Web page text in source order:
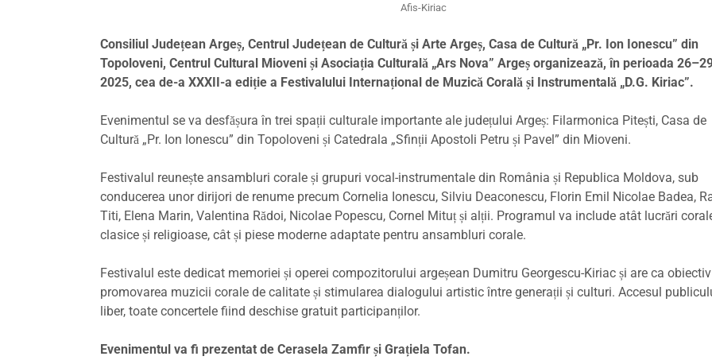
Afis-Kiriac
Consiliul Județean Argeș, Centrul Județean de Cultură și Arte Argeș, Casa de Cultură „Pr. Ion Ionescu” din
Topoloveni, Centrul Cultural Mioveni și Asociația Culturală „Ars Nova” Argeș organizează, în perioada
2025, cea de-a XXXII-a ediție a Festivalului Internațional de Muzică Corală și Instrumentală „D.G. Kiriac”.
Evenimentul se va desfășura în trei spații culturale importante ale județului Argeș: Filarmonica Pitești, Casa de
Cultură „Pr. Ion Ionescu” din Topoloveni și Catedrala „Sfinții Apostoli Petru și Pavel” din Mioveni.
Festivalul reunește ansambluri corale și grupuri vocal-instrumentale din România și Republica Moldova, sub
conducerea unor dirijori de renume precum Cornelia Ionescu, Silviu Deaconescu, Florin Emil Nicolae Badea,
Titi, Elena Marin, Valentina Rădoi, Nicolae Popescu, Cornel Mituț și alții. Programul va include atât lucrări
clasice și religioase, cât și piese moderne adaptate pentru ansambluri corale.
Festivalul este dedicat memoriei și operei compozitorului argeșean Dumitru Georgescu-Kiriac și are ca obiectiv
promovarea muzicii corale de calitate și stimularea dialogului artistic între generații și culturi. Accesul
liber, toate concertele fiind deschise gratuit participanților.
Evenimentul va fi prezentat de Cerasela Zamfir și Grațiela Tofan.